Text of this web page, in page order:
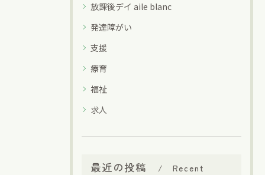
放課後デイ aile blanc
発達障がい
支援
療育
福祉
求人
最近の投稿
Recent